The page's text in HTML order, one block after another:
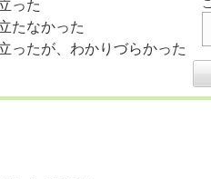
った
たなかった
ったが、わかりづらかった